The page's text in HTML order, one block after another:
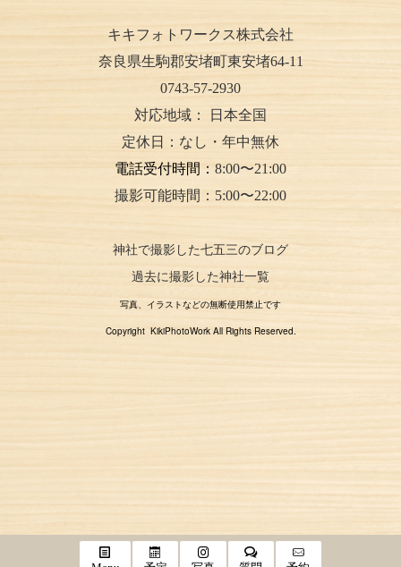
キキフォトワークス株式会社
奈良県生駒郡安堵町東安堵64-11
0743-57-2930
対応地域：
日本全国
定休日：なし・年中無休
電話受付時間： 8:00〜21:00
撮影可能時間：5:00〜22:00
神社で撮影した七五三のブログ
過去に撮影した神社一覧
写真、イラストなどの無断使用禁止です
Copyright KikiPhotoWork All Rights Reserved.